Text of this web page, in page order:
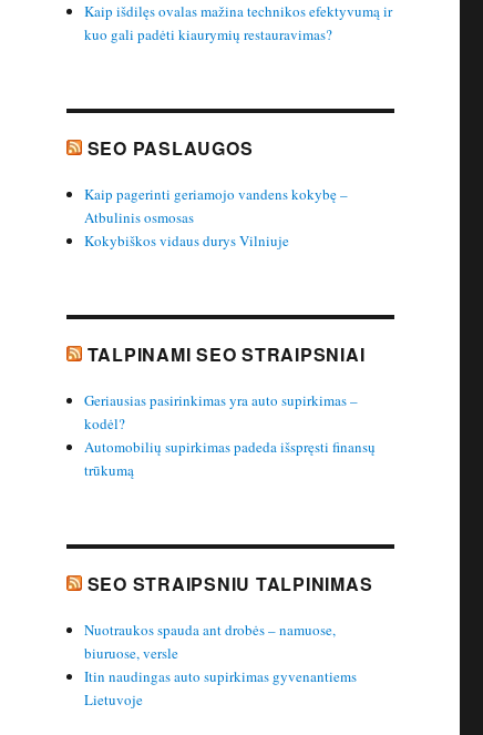
Kaip išdilęs ovalas mažina technikos efektyvumą ir
kuo gali padėti kiaurymių restauravimas?
SEO PASLAUGOS
Kaip pagerinti geriamojo vandens kokybę –
Atbulinis osmosas
Kokybiškos vidaus durys Vilniuje
TALPINAMI SEO STRAIPSNIAI
Geriausias pasirinkimas yra auto supirkimas –
kodėl?
Automobilių supirkimas padeda išspręsti finansų
trūkumą
SEO STRAIPSNIU TALPINIMAS
Nuotraukos spauda ant drobės – namuose,
biuruose, versle
Itin naudingas auto supirkimas gyvenantiems
Lietuvoje